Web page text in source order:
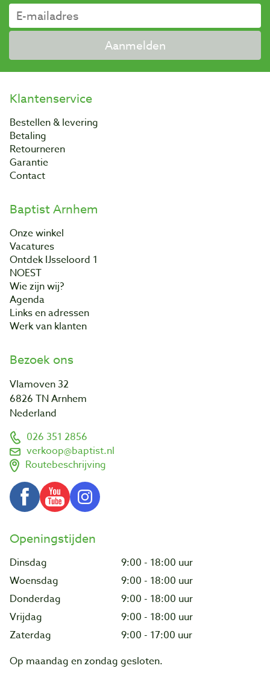
Aanmelden
Klantenservice
Bestellen & levering
Betaling
Retourneren
Garantie
Contact
Baptist Arnhem
Onze winkel
Vacatures
Ontdek IJsseloord 1
NOEST
Wie zijn wij?
Agenda
Links en adressen
Werk van klanten
Bezoek ons
Vlamoven 32
6826 TN Arnhem
Nederland
026 351 2856
verkoop@baptist.nl
Routebeschrijving
Openingstijden
Dinsdag
9:00 - 18:00 uur
Woensdag
9:00 - 18:00 uur
Donderdag
9:00 - 18:00 uur
Vrijdag
9:00 - 18:00 uur
Zaterdag
9:00 - 17:00 uur
Op maandag en zondag gesloten.